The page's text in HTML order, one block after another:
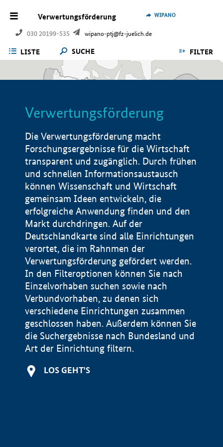
Verwertungsförderung
030 20199-535 wipano-ptj@fz-juelich.de
WIPANO
LISTE SUCHE FILTER
Verwertungsförderung
Die Verwertungsförderung macht
Forschungsergebnisse für die Wirtschaft
transparent und zugänglich. Durch frühen
und schnellen Informationsaustausch
können Wissenschaft und Wirtschaft
gemeinsam Ideen entwickeln, die
erfolgreiche Anwendung finden und den
Markt durchdringen. Auf der
Deutschlandkarte sind alle Einrichtungen
verortet, die im Rahnmen der
Verwertungsförderung gefördert werden.
In den Filteroptionen können Sie nach
Einzelvorhaben suchen sowie nach
Verbundvorhaben, zu denen sich
verschiedene Einrichtungen zusammen
geschlossen haben. Außerdem können Sie
die Suchergebnisse nach Bundesland und
Art der Einrichtung filtern.
LOS GEHT'S